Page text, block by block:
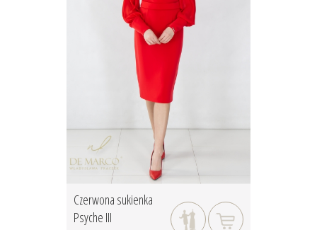
Czerwona sukienka
Psyche III